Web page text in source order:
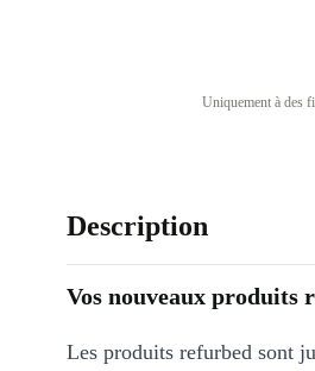
Uniquement à des
Description
Vos nouveaux produits
Les produits refurbed sont